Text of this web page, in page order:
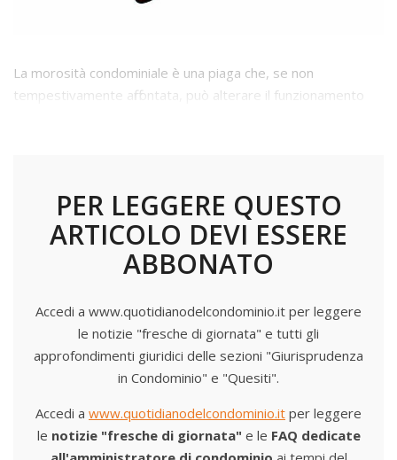
La morosità condominiale è una piaga che, se non
tempestivamente affrontata, può alterare il funzionamento
PER LEGGERE QUESTO
ARTICOLO DEVI ESSERE
ABBONATO
Accedi a www.quotidianodelcondominio.it per leggere
le notizie "fresche di giornata" e tutti gli
approfondimenti giuridici delle sezioni "Giurisprudenza
in Condominio" e "Quesiti".
Accedi a www.quotidianodelcondominio.it per leggere
le notizie "fresche di giornata" e le FAQ dedicate